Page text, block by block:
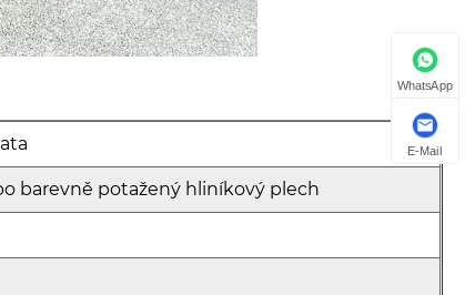
barevně potažený hliníkový plech
WhatsApp
E-Mail